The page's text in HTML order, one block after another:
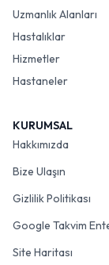
Uzmanlık Alanları
Hastalıklar
Hizmetler
Hastaneler
KURUMSAL
Hakkımızda
Bize Ulaşın
Gizlilik Politikası
Google Takvim
Site Haritası